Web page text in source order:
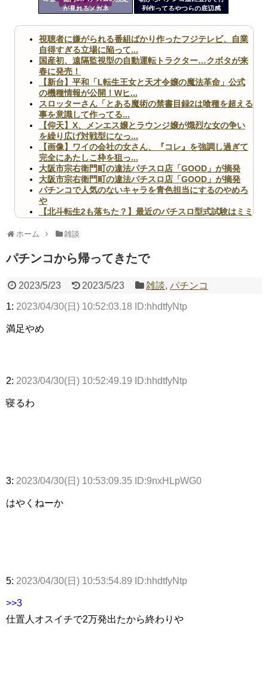
が見れるメガネ
列作ってるやつらの底辺感
ツー
視聴者に嫌がられる番組ばかり作ったフジテレビ、自業
自得すぎる立場に陥って...
国産初、遠隔監視型の自動運転トラクター…クボタが来
春に発売！
【新台】平和「L転生王女と天才令嬢の魔法革命」公式
の機種情報が公開！Wヒ...
スロッターさん「とある魔術の禁書目録2は喰種を超える
事を意識して作ってる...
【仰天】X、メンエス嬢とラウンジ嬢が熾烈な女の争い
を繰り広げ対戦型になっ...
【画像】ワイの会社の女さん、『コレ』を強調し過ぎて
完全にあたしこ枠を狙っ...
大阪市宗右衛門町の違法パチスロ店「GOOD」が摘発
大阪市宗右衛門町の違法パチスロ店「GOOD」が摘発
パチンコで人気のないキャラを青色担当にするのやめろ
や
【北斗転生2も落ちた？】最近のパチスロ型式試験はミミ
無職のパチンコカス(22)なんやが、ワイの人生どれくら
AngelBeats!とかいうクソアニメの思い出ｗｗｗ
ホーム 雑談
パチンコから帰ってきたで
2023/5/23 2023/5/23 雑談,パチンコ
1: 2023/04/30(日) 10:52:03.18 ID:hhdtfyNtp
満足やめ
2: 2023/04/30(日) 10:52:49.19 ID:hhdtfyNtp
寝るわ
3: 2023/04/30(日) 10:53:09.35 ID:9nxHLpWG0
はやくねーか
5: 2023/04/30(日) 10:53:54.89 ID:hhdtfyNtp
>>3
仕置人オスイチで2万発出たから終わりや